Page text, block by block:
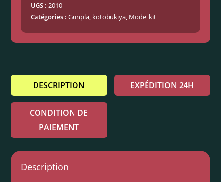
UGS : 2010
Catégories :Gunpla kotobukiya Model kit
DESCRIPTION EXPÉDITION 24H
CONDITION DE
PAIEMENT
Description